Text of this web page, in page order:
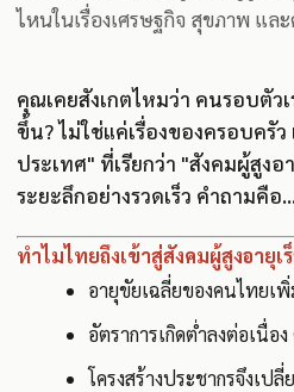
ไหนในเรื่องเศรษฐกิจ สุขภาพ แล
คุณเคยสังเกตไหมว่า คนรอบตัว
ขึ้น? ไม่ใช่แค่เรื่องของครอบครั
ประเทศ" ที่เรียกว่า "สังคมผู้สูง
ระยะลึกอย่างรวดเร็ว คำถามคือ
ทำไมไทยถึงเข้าสู่สังคมผู้สูงอายุเ
อายุขัยเฉลี่ยของคนไทยเ
อัตราการเกิดต่ำลงต่อเนื่
โครงสร้างประชากรจึงเป